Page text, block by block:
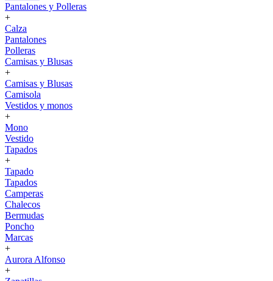
Pantalones y Polleras
+
Calza
Pantalones
Polleras
Camisas y Blusas
+
Camisas y Blusas
Camisola
Vestidos y monos
+
Mono
Vestido
Tapados
+
Tapado
Tapados
Camperas
Chalecos
Bermudas
Poncho
Marcas
+
Aurora Alfonso
+